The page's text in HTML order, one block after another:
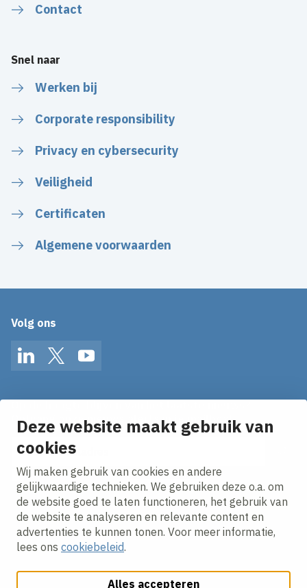
Deze website maakt gebruik van
cookies
Wij maken gebruik van cookies en andere
gelijkwaardige technieken. We gebruiken deze o.a. om
de website goed te laten functioneren, het gebruik van
de website te analyseren en relevante content en
advertenties te kunnen tonen. Voor meer informatie,
lees ons cookiebeleid.
Alles accepteren
Contact
Snel naar
Werken bij
Corporate responsibility
Privacy en cybersecurity
Veiligheid
Certificaten
Algemene voorwaarden
Volg ons
LinkedInTwitterYouTube
Ontvang onze nieuws alerts in je mailbox!
E-mailadres
Ik ga akkoord met hetprivacy statement.
Cookies aanpassenCookie beleidPrivacy policy